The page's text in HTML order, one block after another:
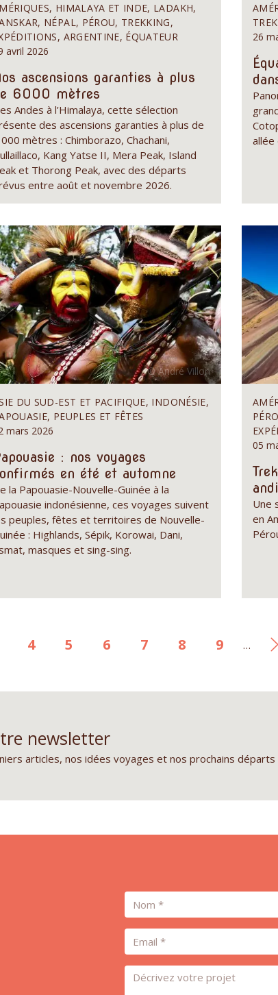
HIMALAYA ET INDE, LADAKH,
NÉPAL, PÉROU, TREKKING,
ARGENTINE, ÉQUATEUR
avril 2026
ascensions garanties à plus
6000 mètres
Andes à l’Himalaya, cette sélection
des ascensions garanties à plus de
mètres : Chimborazo, Chachani,
Kang Yatse II, Mera Peak, Island
et Thorong Peak, avec des départs
entre août et novembre 2026.
26
allée
DU SUD-EST ET PACIFIQUE, INDONÉSIE,
PEUPLES ET FÊTES
mars 2026
: nos voyages
en été et automne
la Papouasie-Nouvelle-Guinée à la
indonésienne, ces voyages suivent
peuples, fêtes et territoires de Nouvelle-
: Highlands, Sépik, Korowai, Dani,
masques et sing-sing.
05
Une
en
Page
4 Page
5 Page
6 Page
7 Page
8 Page
9 …
newsletter
articles, nos idées voyages et nos prochains départs
Nom
Email
Message *